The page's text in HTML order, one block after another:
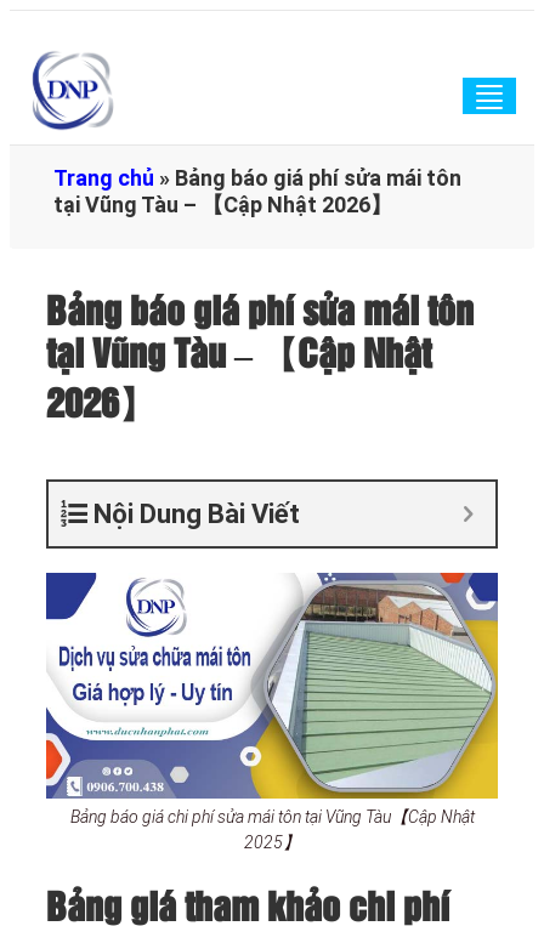
Trang chủ » Bảng báo giá phí sửa mái tôn
tại Vũng Tàu – 【Cập Nhật 2026】
Bảng báo giá phí sửa mái tôn
tại Vũng Tàu – 【Cập Nhật
2026】
Nội Dung Bài Viết
Bảng báo giá chi phí sửa mái tôn tại Vũng Tàu【Cập Nhật
2025】
Bảng giá tham khảo chi phí